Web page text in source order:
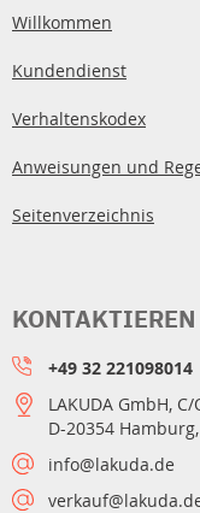
Willkommen
Kundendienst
Verhaltenskodex
Anweisungen und
Seitenverzeichnis
+49 32 221098014
LAKUDA GmbH,
D-20354
info@lakuda.de